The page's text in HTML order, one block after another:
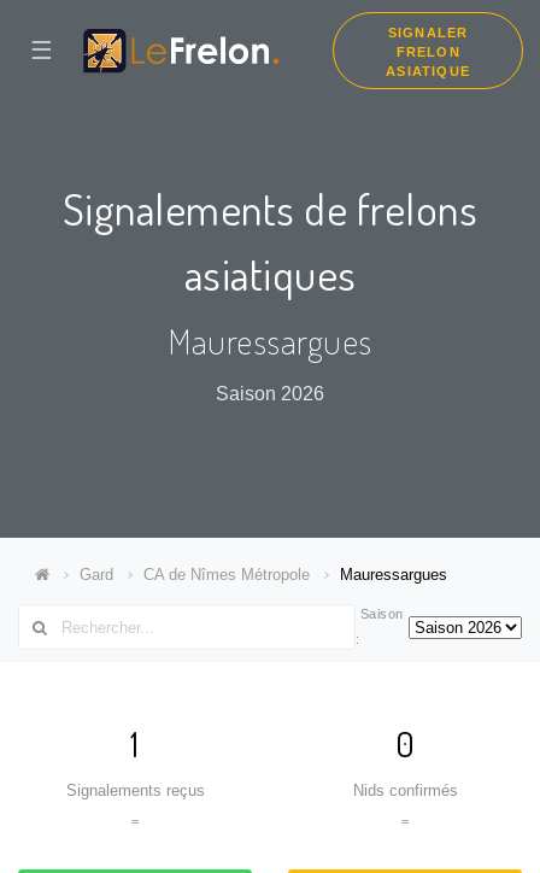
☰
SIGNALER
FRELON
ASIATIQUE
Signalements de frelons
asiatiques
Mauressargues
Saison 2026
Gard CA de Nîmes Métropole Mauressargues
Saison
:
1
Signalements reçus
=
0
Nids confirmés
=